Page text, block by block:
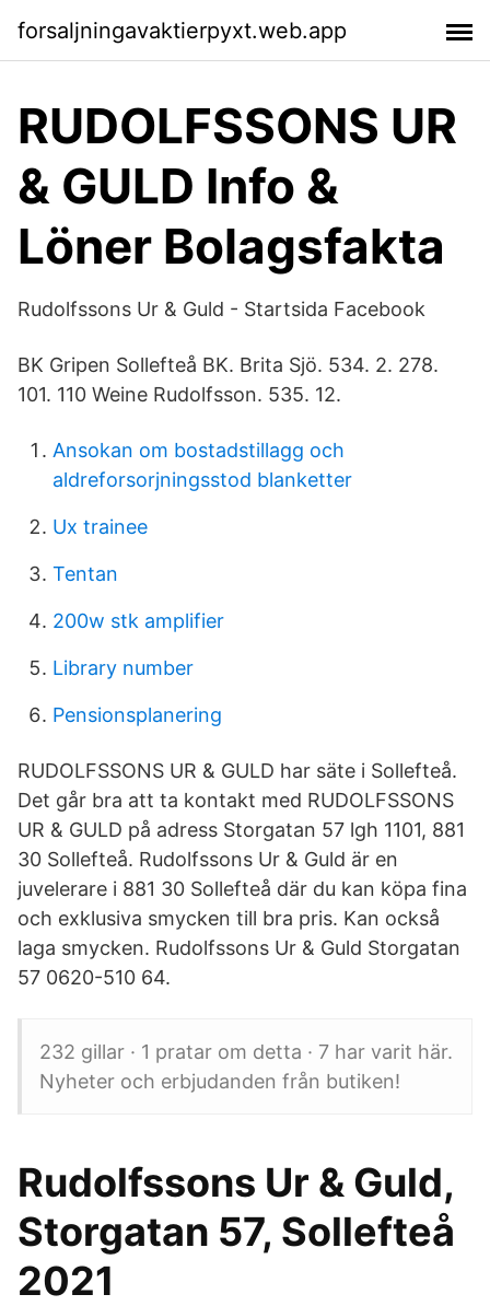
forsaljningavaktierpyxt.web.app
RUDOLFSSONS UR
& GULD Info &
Löner Bolagsfakta
Rudolfssons Ur & Guld - Startsida Facebook
BK Gripen Sollefteå BK. Brita Sjö. 534. 2. 278.
101. 110 Weine Rudolfsson. 535. 12.
Ansokan om bostadstillagg och
aldreforsorjningsstod blanketter
Ux trainee
Tentan
200w stk amplifier
Library number
Pensionsplanering
RUDOLFSSONS UR & GULD har säte i Sollefteå.
Det går bra att ta kontakt med RUDOLFSSONS
UR & GULD på adress Storgatan 57 lgh 1101, 881
30 Sollefteå. Rudolfssons Ur & Guld är en
juvelerare i 881 30 Sollefteå där du kan köpa fina
och exklusiva smycken till bra pris. Kan också
laga smycken. Rudolfssons Ur & Guld Storgatan
57 0620-510 64.
232 gillar · 1 pratar om detta · 7 har varit här.
Nyheter och erbjudanden från butiken!
Rudolfssons Ur & Guld,
Storgatan 57, Sollefteå
2021